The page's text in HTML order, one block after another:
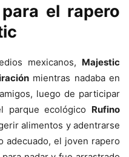
el rapero
mexicanos, Majestic
mientras nadaba en
luego de participar
ecológico Rufino
alimentos y adentrarse
adecuado, el joven rapero